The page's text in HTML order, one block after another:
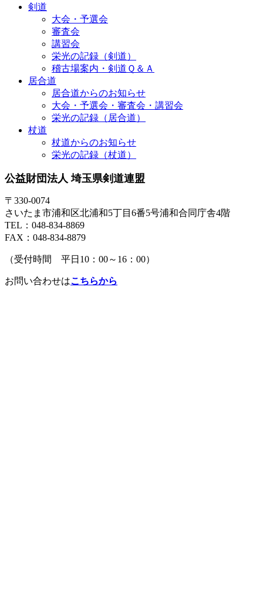
剣道
大会・予選会
審査会
講習会
栄光の記録（剣道）
稽古場案内・剣道Ｑ＆Ａ
居合道
居合道からのお知らせ
大会・予選会・審査会・講習会
栄光の記録（居合道）
杖道
杖道からのお知らせ
栄光の記録（杖道）
公益財団法人 埼玉県剣道連盟
〒330-0074
さいたま市浦和区北浦和5丁目6番5号浦和合同庁舎4階
TEL：048-834-8869
FAX：048-834-8879
（受付時間 平日10：00～16：00）
お問い合わせはこちらから